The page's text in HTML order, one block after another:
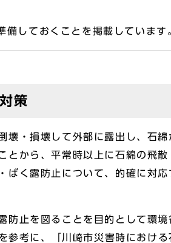
備しておくことを掲載しています
策
・損壊して外部に露出し、石
とから、平常時以上に石綿の飛
ばく露防止について、的確に対
止を図ることを目的として環
考に、「川崎市災害時におけ